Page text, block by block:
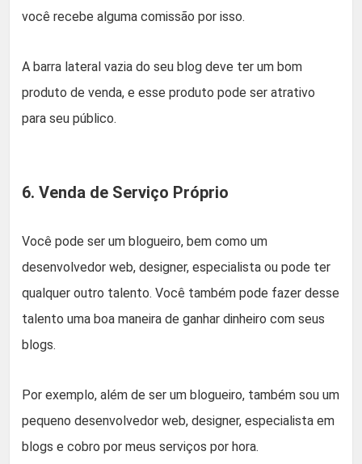
você recebe alguma comissão por isso.
A barra lateral vazia do seu blog deve ter um bom
produto de venda, e esse produto pode ser atrativo
para seu público.
6. Venda de Serviço Próprio
Você pode ser um blogueiro, bem como um
desenvolvedor web, designer, especialista ou pode ter
qualquer outro talento. Você também pode fazer desse
talento uma boa maneira de ganhar dinheiro com seus
blogs.
Por exemplo, além de ser um blogueiro, também sou um
pequeno desenvolvedor web, designer, especialista em
blogs e cobro por meus serviços por hora.